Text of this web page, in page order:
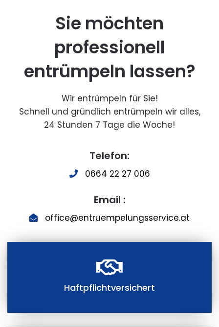
Sie möchten
professionell
entrümpeln lassen?
Wir entrümpeln für Sie!
Schnell und gründlich entrümpeln wir alles,
24 Stunden 7 Tage die Woche!
Telefon:
0664 22 27 006
Email :
office@entruempelungsservice.at
Haftpflichtversichert